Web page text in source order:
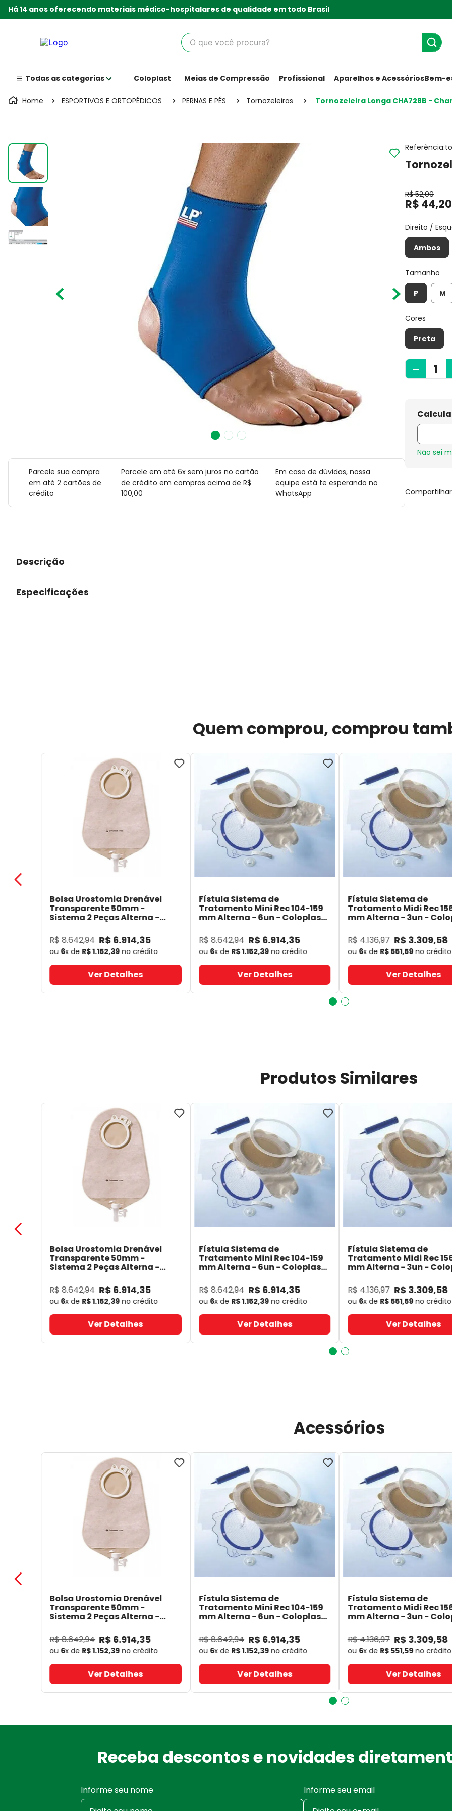
Há 14 anos oferecendo materiais médico-hospitalares de qualidade em todo Brasil
O que você procura?
Coloplast Meias de Compressão Profissional Aparelhos e AcessóriosBem-
ESPORTIVOS E ORTOPÉDICOS PERNAS E PÉS Tornozeleiras Tornozeleira Longa CHA728B -
Parcele sua compra
em até 2 cartões de
crédito
Parcele em até 6x sem juros no cartão
de crédito em compras acima de R$
100,00
Em caso de dúvidas, nossa
equipe está te esperando no
WhatsApp
Referência:
R$ 52,00
R$ 44,20
Direito /
Ambos
Tamanho
P
M
Cores
Preta
－
Não sei
Compartilhar
Descrição
Especificações
Quem comprou, comprou
Bolsa Urostomia Drenável
Transparente 50mm -
Sistema 2 Peças Alterna -
R$8.642,94 R$ 6.914,35
ou 6x de R$1.152,39no crédito
Ver Detalhes
Fístula Sistema de
Tratamento Mini Rec 104-159
mm Alterna - 6un - Coloplast
R$8.642,94 R$ 6.914,35
ou 6x de R$1.152,39no crédito
Ver Detalhes
Fístula Sistema de
Tratamento Midi Rec
mm Alterna - 3un -
R$4.136,97 R$ 3.309,58
ou 6x de R$ 551,59no crédito
Ver Detalhes
Produtos Similares
Bolsa Urostomia Drenável
Transparente 50mm -
Sistema 2 Peças Alterna -
R$8.642,94 R$ 6.914,35
ou 6x de R$1.152,39no crédito
Ver Detalhes
Fístula Sistema de
Tratamento Mini Rec 104-159
mm Alterna - 6un - Coloplast
R$8.642,94 R$ 6.914,35
ou 6x de R$1.152,39no crédito
Ver Detalhes
Fístula Sistema de
Tratamento Midi Rec
mm Alterna - 3un -
R$4.136,97 R$ 3.309,58
ou 6x de R$ 551,59no crédito
Ver Detalhes
Acessórios
Bolsa Urostomia Drenável
Transparente 50mm -
Sistema 2 Peças Alterna -
R$8.642,94 R$ 6.914,35
ou 6x de R$1.152,39no crédito
Ver Detalhes
Fístula Sistema de
Tratamento Mini Rec 104-159
mm Alterna - 6un - Coloplast
R$8.642,94 R$ 6.914,35
ou 6x de R$1.152,39no crédito
Ver Detalhes
Fístula Sistema de
Tratamento Midi Rec
mm Alterna - 3un -
R$4.136,97 R$ 3.309,58
ou 6x de R$ 551,59no crédito
Ver Detalhes
Receba descontos e novidades
Informe seu nome Informe seu email